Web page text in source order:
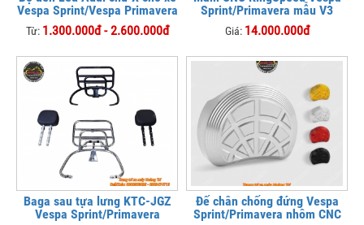
Vespa Sprint/Vespa Primavera
Từ: 1.300.000đ - 2.600.000đ
Sprint/Primavera mẫu V3
Giá: 14.000.000đ
Baga sau tựa lưng KTC-JGZ
Vespa Sprint/Primavera
Đế chân chống đứng Vespa
Sprint/Primavera nhôm CNC